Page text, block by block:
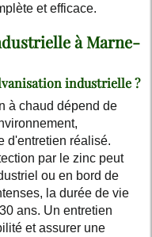
et efficace.
à Marne-
industrielle ?
à chaud dépend de
d'entretien réalisé.
par le zinc peut
ou en bord de
la durée de vie
ans. Un entretien
et assurer une